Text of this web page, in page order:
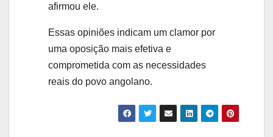
afirmou ele.
Essas opiniões indicam um clamor por
uma oposição mais efetiva e
comprometida com as necessidades
reais do povo angolano.